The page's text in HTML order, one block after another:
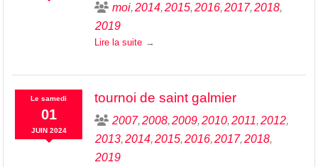
moi 2014 2015 2016 2017 2018
2019
Lire la suite
Lesamedi
01
JUIN 2024
tournoi de saint galmier
2007 2008 2009 2010 2011 2012
2013 2014 2015 2016 2017 2018
2019